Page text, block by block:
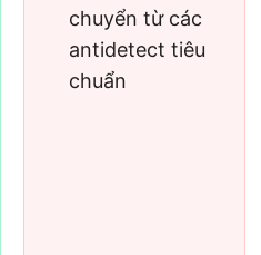
chuyển từ các
antidetect tiêu
chuẩn